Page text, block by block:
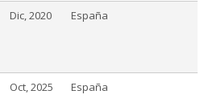
Dic, 2020 España
Oct, 2025 España